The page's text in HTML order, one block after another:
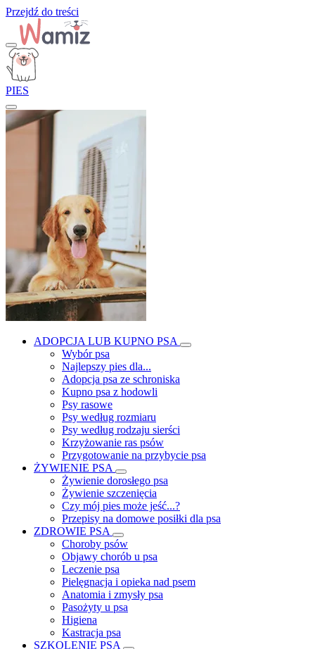
Przejdź do treści
PIES
ADOPCJA LUB KUPNO PSA
Wybór psa
Najlepszy pies dla...
Adopcja psa ze schroniska
Kupno psa z hodowli
Psy rasowe
Psy według rozmiaru
Psy według rodzaju sierści
Krzyżowanie ras psów
Przygotowanie na przybycie psa
ŻYWIENIE PSA
Żywienie dorosłego psa
Żywienie szczenięcia
Czy mój pies może jeść...?
Przepisy na domowe posiłki dla psa
ZDROWIE PSA
Choroby psów
Objawy chorób u psa
Leczenie psa
Pielęgnacja i opieka nad psem
Anatomia i zmysły psa
Pasożyty u psa
Higiena
Kastracja psa
SZKOLENIE PSA